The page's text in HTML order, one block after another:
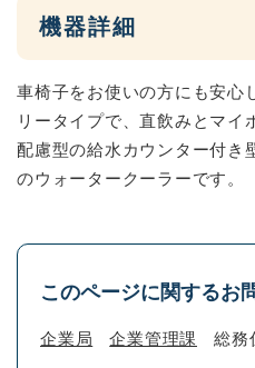
機器詳細
車椅子をお使いの方にも安心
リータイプで、直飲みとマイ
配慮型の給水カウンター付き
のウォータークーラーです。
このページに関するお
企業局 企業管理課 総務